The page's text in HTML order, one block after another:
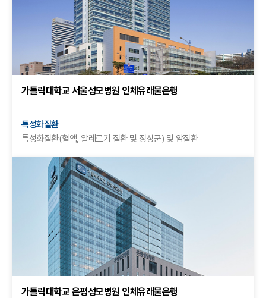
가톨릭대학교 서울성모병원 인체유래물은행
특성화질환
특성화질환(혈액, 알레르기 질환 및 정상군) 및 암질환
가톨릭대학교 은평성모병원 인체유래물은행